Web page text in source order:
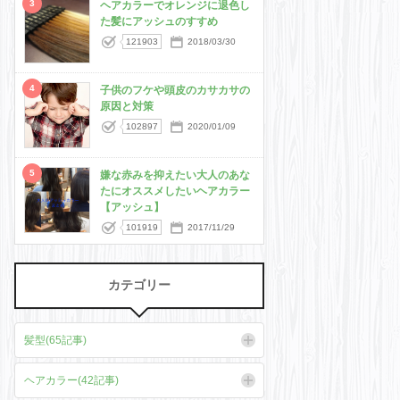
3
ヘアカラーでオレンジに退色し
た髪にアッシュのすすめ
121903 2018/03/30
4
子供のフケや頭皮のカサカサの
原因と対策
102897 2020/01/09
5
嫌な赤みを抑えたい大人のあな
たにオススメしたいヘアカラー
【アッシュ】
101919 2017/11/29
カテゴリー
髪型(65記事)
ヘアカラー(42記事)